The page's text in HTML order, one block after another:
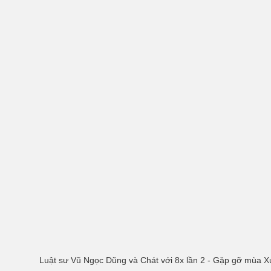
Luật sư Vũ Ngọc Dũng và Chát với 8x lần 2 - Gặp gỡ mùa